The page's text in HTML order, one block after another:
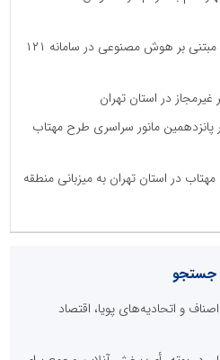
رونمایی از پاسخگویی هوشمند مبتنی بر هوش مصنوعی در سامانه ۱۲۱
در پانزدهمین مانور سراسری طرح مهتاب
در استان تهران به میزبانی منطقه
روابط عمومی های نوین کدام